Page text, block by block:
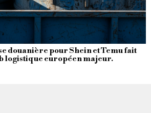
douanière pour Shein et Temu fait
logistique européen majeur.